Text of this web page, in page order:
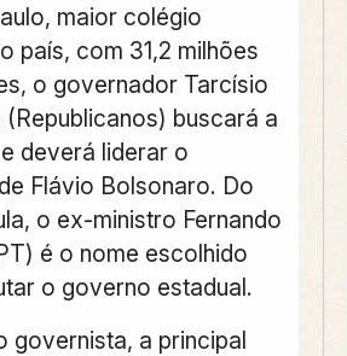
maior colégio
país, com 31,2 milhões
o governador Tarcísio
(Republicanos) buscará a
deverá liderar o
Flávio Bolsonaro. Do
o ex-ministro Fernando
é o nome escolhido
o governo estadual.
governista, a principal